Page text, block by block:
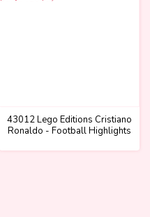
43012 Lego Editions Cristiano
Ronaldo - Football Highlights